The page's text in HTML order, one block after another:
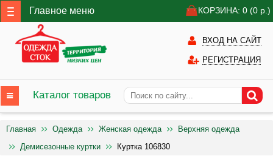
Главное меню КОРЗИНА: 0 (0 р.)
ВХОД НА САЙТ
РЕГИСТРАЦИЯ
Каталог товаров
Главная Одежда Женская одежда
Верхняя одежда
Демисезонные куртки
Куртка 106830